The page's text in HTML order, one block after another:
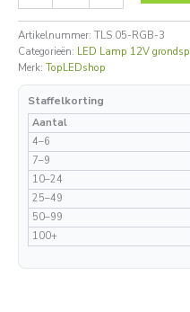
Artikelnummer: TLS 05-RGB-3
Categorieën: LED Lamp 12V
Merk: TopLEDshop
Staffelkorting
Aantal
4–6
7–9
10–24
25–49
50–99
100+